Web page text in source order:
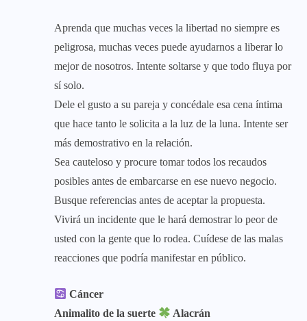
Aprenda que muchas veces la libertad no siempre es
peligrosa, muchas veces puede ayudarnos a liberar lo
mejor de nosotros. Intente soltarse y que todo fluya por
sí solo.
Dele el gusto a su pareja y concédale esa cena íntima
que hace tanto le solicita a la luz de la luna. Intente ser
más demostrativo en la relación.
Sea cauteloso y procure tomar todos los recaudos
posibles antes de embarcarse en ese nuevo negocio.
Busque referencias antes de aceptar la propuesta.
Vivirá un incidente que le hará demostrar lo peor de
usted con la gente que lo rodea. Cuídese de las malas
reacciones que podría manifestar en público.
Cáncer
Animalito de la suerte
Alacrán